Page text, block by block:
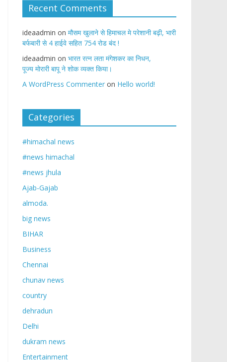
Recent Comments
ideaadmin on मौसम खुलाने से हिमाचल मे परेशानी बढ़ी, भारी
बर्फबारी से 4 हाईवे सहित 754 रोड बंद !
ideaadmin on भारत रत्न लता मंगेशकर का निधन,
पूज्य मोरारी बापू ने शोक व्यक्त किया।
A WordPress Commenter on Hello world!
Categories
#himachal news
#news himachal
#news jhula
Ajab-Gajab
almoda.
big news
BIHAR
Business
Chennai
chunav news
country
dehradun
Delhi
dukram news
Entertainment